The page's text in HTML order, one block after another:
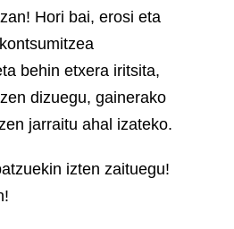
Hori bai, erosi eta
behin etxera iritsita,
dizuegu, gainerako
jarraitu ahal izateko.
izten zaituegu!